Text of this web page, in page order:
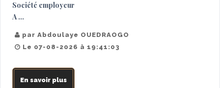
Société employeur
A ...
par Abdoulaye OUEDRAOGO
Le 07-08-2026 à 19:41:03
En savoir plus